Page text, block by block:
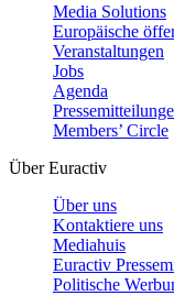
Media Solutions
Europäische
Veranstaltungen
Jobs
Agenda
Members’ Circle
Über Euractiv
Über uns
Kontaktiere uns
Mediahuis
Euractiv
Politische